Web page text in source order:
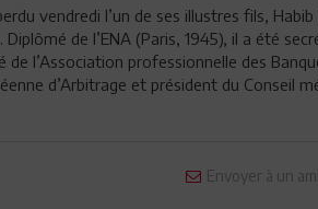
vendredi l’un de ses illustres fils,
Diplômé de l’ENA (Paris, 1945), il a été
de l’Association professionnelle des
d’Arbitrage et président du Conseil
Envoyer à un ami